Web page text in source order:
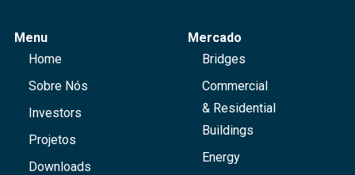
Menu
Home
Sobre Nós
Investors
Projetos
Downloads
Mercado
Bridges
Commercial
& Residential
Buildings
Energy